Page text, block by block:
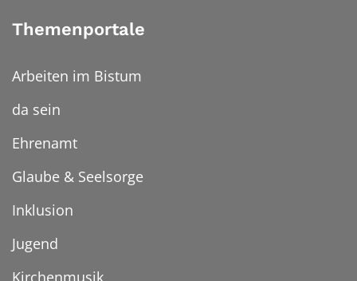
Themenportale
Arbeiten im Bistum
da sein
Ehrenamt
Glaube & Seelsorge
Inklusion
Jugend